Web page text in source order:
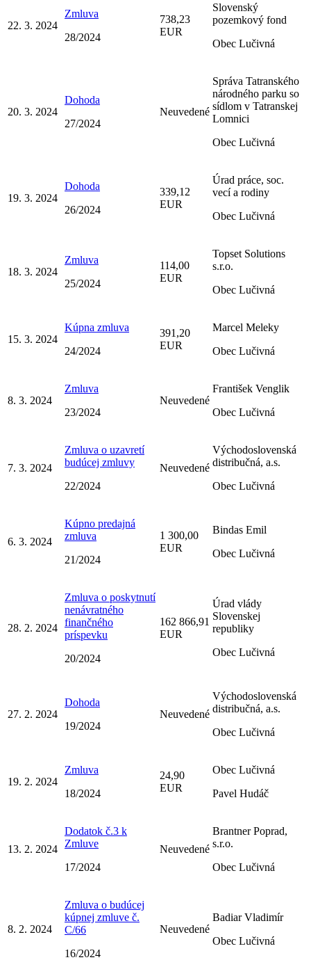
22. 3. 2024
Zmluva
28/2024
738,23
EUR
Slovenský
pozemkový fond
Obec Lučivná
20. 3. 2024
Dohoda
27/2024
Neuvedené
Správa Tatranského
národného parku so
sídlom v Tatranskej
Lomnici
Obec Lučivná
19. 3. 2024
Dohoda
26/2024
339,12
EUR
Úrad práce, soc.
vecí a rodiny
Obec Lučivná
18. 3. 2024
Zmluva
25/2024
114,00
EUR
Topset Solutions
s.r.o.
Obec Lučivná
15. 3. 2024
Kúpna zmluva
24/2024
391,20
EUR
Marcel Meleky
Obec Lučivná
8. 3. 2024
Zmluva
23/2024
Neuvedené
František Venglik
Obec Lučivná
7. 3. 2024
Zmluva o uzavretí
budúcej zmluvy
22/2024
Neuvedené
Východoslovenská
distribučná, a.s.
Obec Lučivná
6. 3. 2024
Kúpno predajná
zmluva
21/2024
1 300,00
EUR
Bindas Emil
Obec Lučivná
28. 2. 2024
Zmluva o poskytnutí
nenávratného
finančného
príspevku
20/2024
162 866,91
EUR
Úrad vlády
Slovenskej
republiky
Obec Lučivná
27. 2. 2024
Dohoda
19/2024
Neuvedené
Východoslovenská
distribučná, a.s.
Obec Lučivná
19. 2. 2024
Zmluva
18/2024
24,90
EUR
Obec Lučivná
Pavel Hudáč
13. 2. 2024
Dodatok č.3 k
Zmluve
17/2024
Neuvedené
Brantner Poprad,
s.r.o.
Obec Lučivná
8. 2. 2024
Zmluva o budúcej
kúpnej zmluve č.
C/66
16/2024
Neuvedené
Badiar Vladimír
Obec Lučivná